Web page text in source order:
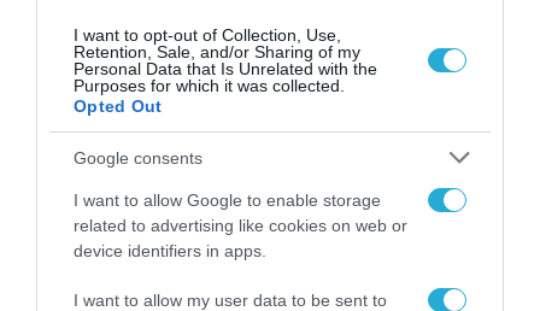
I want to opt-out of Collection, Use,
Retention, Sale, and/or Sharing of my
Personal Data that Is Unrelated with the
Purposes for which it was collected.
Opted Out
Google consents
I want to allow Google to enable storage
related to advertising like cookies on web or
device identifiers in apps.
I want to allow my user data to be sent to